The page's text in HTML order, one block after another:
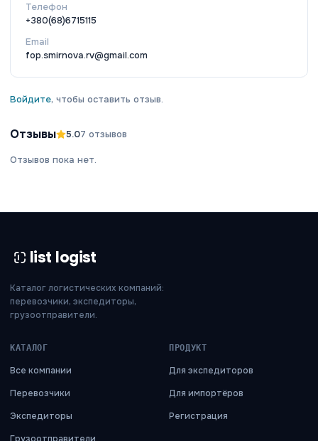
Телефон
+380(68)6715115
Email
fop.smirnova.rv@gmail.com
Войдите, чтобы оставить отзыв.
Отзывы 5.07 отзывов
Отзывов пока нет.
list logist
Каталог логистических компаний:
перевозчики, экспедиторы,
грузоотправители.
КАТАЛОГ
Все компании
Перевозчики
Экспедиторы
Грузоотправители
ПРОДУКТ
Для экспедиторов
Для импортёров
Регистрация